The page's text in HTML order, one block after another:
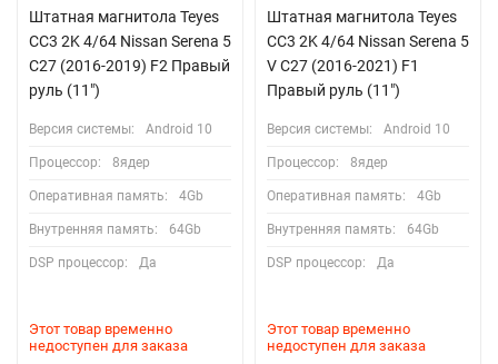
Штатная магнитола Teyes
CC3 2K 4/64 Nissan Serena 5
C27 (2016-2019) F2 Правый
руль (11")
Версия системы: Android 10
Процессор: 8ядер
Оперативная память: 4Gb
Внутренняя память: 64Gb
DSP процессор: Да
Этот товар временно
недоступен для заказа
Штатная магнитола Teyes
CC3 2K 4/64 Nissan Serena 5
V C27 (2016-2021) F1
Правый руль (11")
Версия системы: Android 10
Процессор: 8ядер
Оперативная память: 4Gb
Внутренняя память: 64Gb
DSP процессор: Да
Этот товар временно
недоступен для заказа